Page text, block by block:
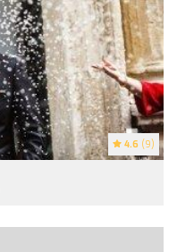
4.6 (9)